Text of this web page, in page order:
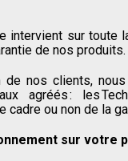
intervient sur toute
de nos produits.
nos clients,
agréés : les
cadre ou non de la
sur votre